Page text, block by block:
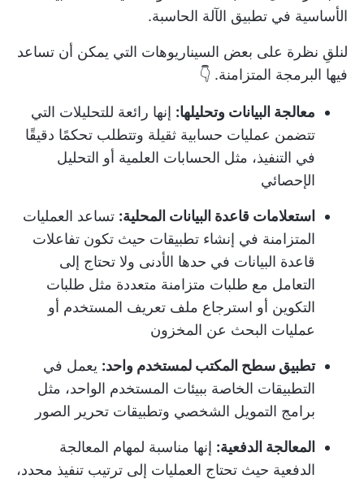
الأساسية في تطبيق الآلة الحاسبة.
لنلقِ نظرة على بعض السيناريوهات التي يمكن أن تساعد
فيها البرمجة المتزامنة. 👇
معالجة البيانات وتحليلها: إنها رائعة للتحليلات التي
تتضمن عمليات حسابية ثقيلة وتتطلب تحكمًا دقيقًا
في التنفيذ، مثل الحسابات العلمية أو التحليل
الإحصائي
استعلامات قاعدة البيانات المحلية: تساعد العمليات
المتزامنة في إنشاء تطبيقات حيث تكون تفاعلات
قاعدة البيانات في حدها الأدنى ولا تحتاج إلى
التعامل مع طلبات متزامنة متعددة مثل طلبات
التكوين أو استرجاع ملف تعريف المستخدم أو
عمليات البحث عن المخزون
تطبيق سطح المكتب لمستخدم واحد: يعمل في
التطبيقات الخاصة ببيئات المستخدم الواحد، مثل
برامج التمويل الشخصي وتطبيقات تحرير الصور
المعالجة الدفعية: إنها مناسبة لمهام المعالجة
الدفعية حيث تحتاج العمليات إلى ترتيب تنفيذ محدد،